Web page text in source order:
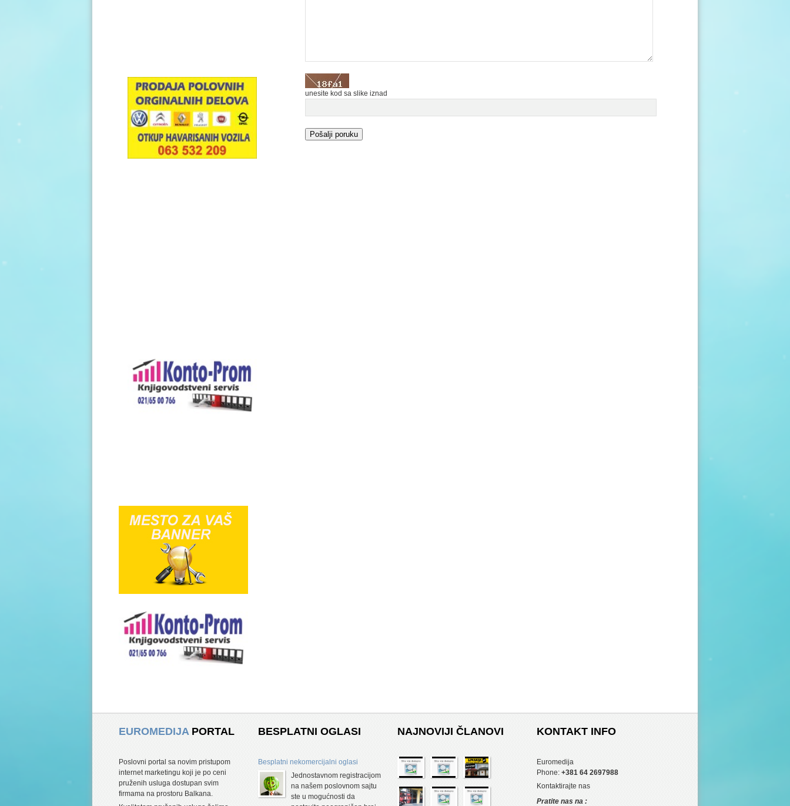
unesite kod sa slike iznad
EUROMEDIJAPORTAL
Poslovni portal sa novim pristupom
internet marketingu koji je po ceni
pruženih usluga dostupan svim
firmama na prostoru Balkana.
BESPLATNI OGLASI
Besplatni nekomercijalni oglasi
Jednostavnom registracijom
na našem poslovnom sajtu
ste u mogućnosti da
NAJNOVIJI ČLANOVI KONTAKT INFO
Euromedija
Phone: +381 64 2697988
Kontaktirajte nas
Pratite nas na :